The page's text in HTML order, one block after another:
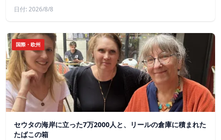
日付: 2026/8/8
国際・欧州
セウタの海岸に立った7万2000人と、リールの倉庫に積まれた
たばこの箱